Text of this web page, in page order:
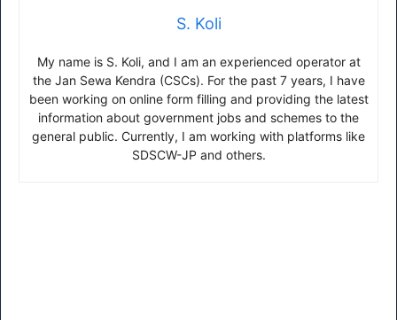
S. Koli
My name is S. Koli, and I am an experienced operator at
the Jan Sewa Kendra (CSCs). For the past 7 years, I have
been working on online form filling and providing the latest
information about government jobs and schemes to the
general public. Currently, I am working with platforms like
SDSCW-JP and others.